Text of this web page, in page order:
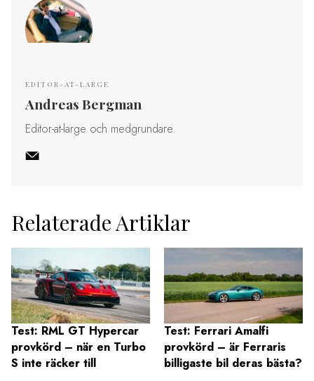
EDITOR-AT-LARGE
Andreas Bergman
Editor-at-large och medgrundare.
Relaterade Artiklar
Test: RML GT Hypercar
provkörd – när en Turbo
S inte räcker till
Test: Ferrari Amalfi
provkörd – är Ferraris
billigaste bil deras bästa?